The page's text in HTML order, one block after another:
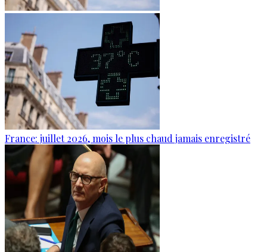
France: juillet 2026, mois le plus chaud jamais enregistré